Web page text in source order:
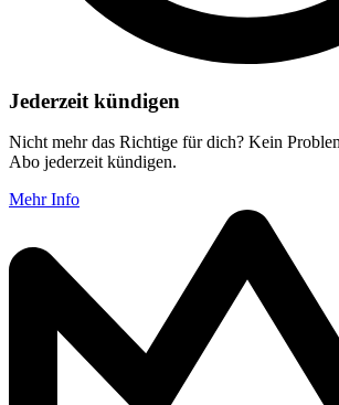
Jederzeit kündigen
Nicht mehr das Richtige für dich? Kein
Abo jederzeit kündigen.
Mehr Info